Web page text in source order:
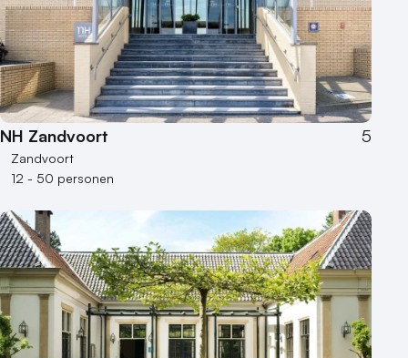
NH Zandvoort 5
Zandvoort
12 - 50 personen